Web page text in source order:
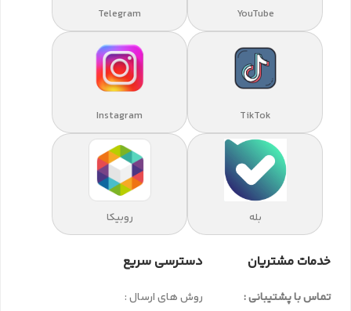
YouTube
Telegram
TikTok
Instagram
بله روبیکا
خدمات مشتریان
تماس با پشتیبانی :
دسترسی سریع
روش های ارسال :